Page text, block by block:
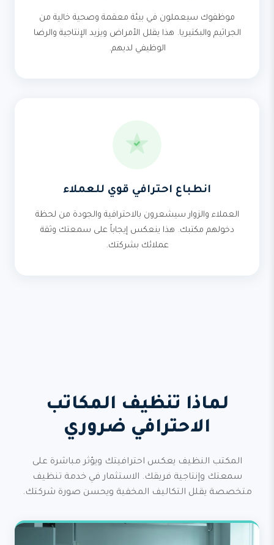
موظفوك سيعملون في بيئة معقمة وصحية خالية من
الجراثيم والبكتيريا. هذا يقلل الأمراض ويزيد الإنتاجية والرضا
الوظيفي لديهم.
انطباع احترافي قوي للعملاء
العملاء والزوار سيشعرون بالاحترافية والجودة من لحظة
دخولهم مكتبك. هذا ينعكس إيجاباً على سمعتك وثقة
عملائك بشركتك.
لماذا تنظيف المكاتب
الاحترافي ضروري
المكتب النظيف يعكس احترافيتك ويؤثر مباشرة على
سمعتك وإنتاجية فريقك. الاستثمار في خدمة تنظيف
متخصصة يقلل التكاليف المخفية ويحسن صورة شركتك.